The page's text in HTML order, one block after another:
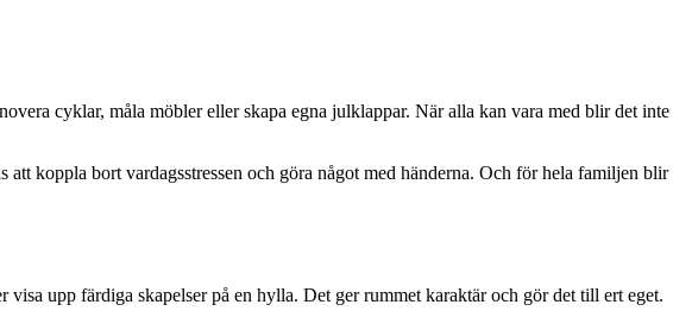
cyklar, måla möbler eller skapa egna julklappar. När alla kan vara med blir det inte
koppla bort vardagsstressen och göra något med händerna. Och för hela familjen blir
upp färdiga skapelser på en hylla. Det ger rummet karaktär och gör det till ert eget.